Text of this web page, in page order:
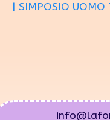
| SIMPOSIO